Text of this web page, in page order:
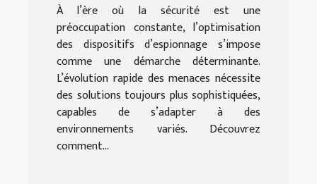
À l’ère où la sécurité est une
préoccupation constante, l’optimisation
des dispositifs d’espionnage s’impose
comme une démarche déterminante.
L’évolution rapide des menaces nécessite
des solutions toujours plus sophistiquées,
capables de s’adapter à des
environnements variés. Découvrez
comment...